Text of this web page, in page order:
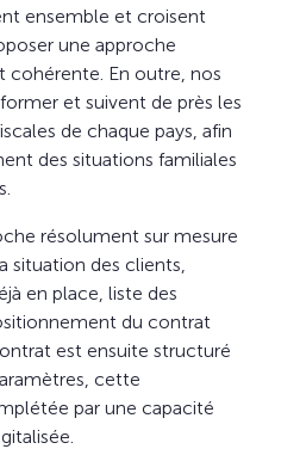
ensemble et croisent
une approche
cohérente. En outre, nos
et suivent de près les
de chaque pays, afin
des situations familiales
résolument sur mesure
situation des clients,
en place, liste des
du contrat
est ensuite structuré
cette
par une capacité